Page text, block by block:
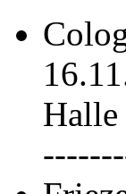
Halle